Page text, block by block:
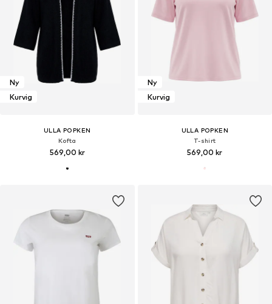
Ny
Kurvig
ULLA POPKEN
Kofta
569,00 kr
Ny
Kurvig
ULLA POPKEN
T-shirt
569,00 kr